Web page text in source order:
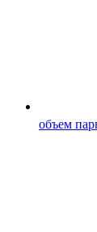
объем